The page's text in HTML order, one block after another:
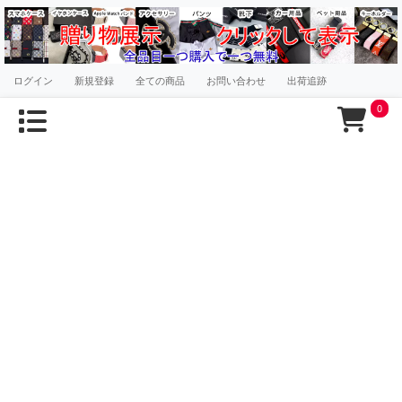
ログイン 新規登録 全ての商品 お問い合わせ 出荷追跡
0